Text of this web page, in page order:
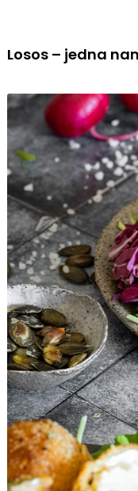
Losos – jedna